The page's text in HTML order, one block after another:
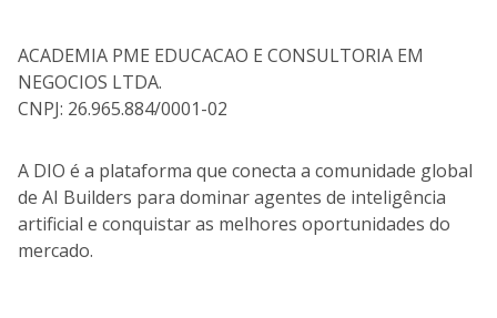
ACADEMIA PME EDUCACAO E CONSULTORIA EM
NEGOCIOS LTDA.
CNPJ: 26.965.884/0001-02
A DIO é a plataforma que conecta a comunidade global
de AI Builders para dominar agentes de inteligência
artificial e conquistar as melhores oportunidades do
mercado.